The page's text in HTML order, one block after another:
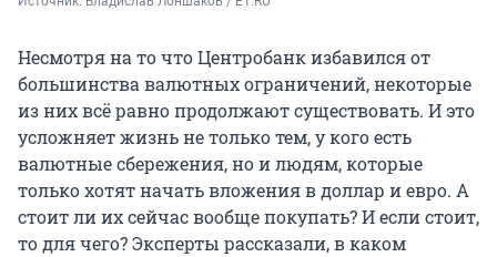
Несмотря на то что Центробанк избавился от
большинства валютных ограничений, некоторые
из них всё равно продолжают существовать. И это
усложняет жизнь не только тем, у кого есть
валютные сбережения, но и людям, которые
только хотят начать вложения в доллар и евро. А
стоит ли их сейчас вообще покупать? И если стоит,
то для чего? Эксперты рассказали, в каком